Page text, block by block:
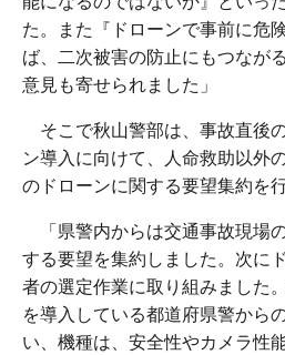
た。また『ドローンで事前に危
ば、二次被害の防止にもつなが
意見も寄せられました」
そこで秋山警部は、事故直後
ン導入に向けて、人命救助以外
のドローンに関する要望集約を行
「県警内からは交通事故現場
する要望を集約しました。次に
者の選定作業に取り組みました
を導入している都道府県警から
い、機種は、安全性やカメラ性